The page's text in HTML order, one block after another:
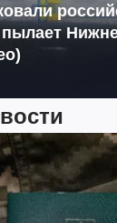
пылает